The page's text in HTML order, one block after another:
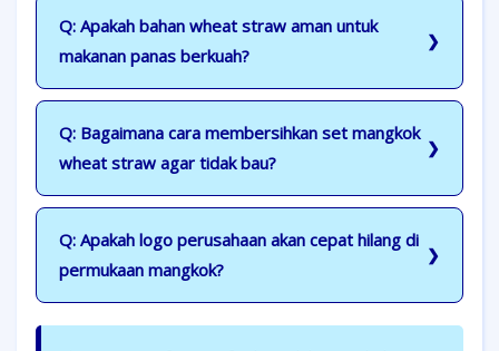
Q: Apakah bahan wheat straw aman untuk
makanan panas berkuah?
Q: Bagaimana cara membersihkan set mangkok
wheat straw agar tidak bau?
Q: Apakah logo perusahaan akan cepat hilang di
permukaan mangkok?